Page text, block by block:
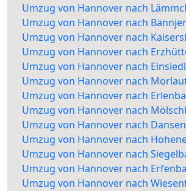
Umzug von Hannover nach
Umzug von Hannover nach
Umzug von Hannover nach
Umzug von Hannover nach
Umzug von Hannover nach
Umzug von Hannover nach
Umzug von Hannover nach
Umzug von Hannover nach
Umzug von Hannover nach
Umzug von Hannover nach
Umzug von Hannover nach
Umzug von Hannover nach
Umzug von Hannover nach